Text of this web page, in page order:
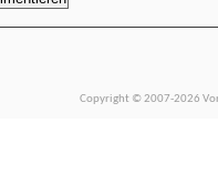
Copyright © 2007-2026